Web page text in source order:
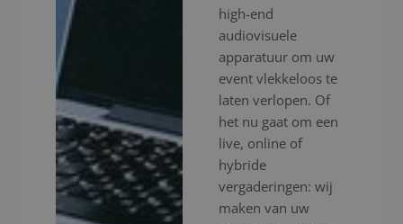
high-end
audiovisuele
apparatuur om uw
event vlekkeloos te
laten verlopen. Of
het nu gaat om een
live, online of
hybride
vergaderingen: wij
maken van uw